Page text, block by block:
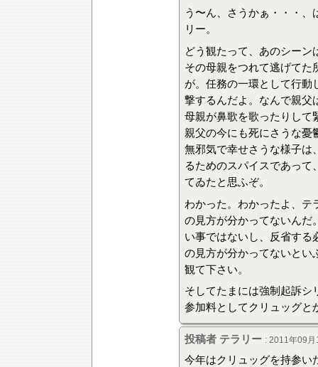
う〜ん、さうかぁ・・・
リー。
どう観たって、あのシー
その母親をつれて逃げてた
が。任務の一環として行動
撃するんだよ。なんで親父
母親が鼻歌を歌ったりして
親父の今にも死にさうな憂
無邪気で幸せさうな様子は
るためのスパイスであっ
てゐたと思ふぞ。
わかった。わかったよ、テ
の見方が分かってないんだ
い事ではないし、反省する
の見方が分かってないとい
観て下さい。
そしてたまには強制起訴シ
参加料としてクリュッグと
投稿者 テラリー : 2011年09
今年はクリュッグを持参い